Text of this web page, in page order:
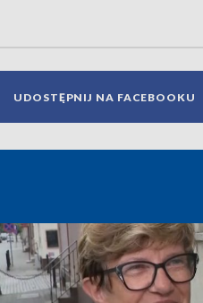
UDOSTĘPNIJ NA FACEBOOKU